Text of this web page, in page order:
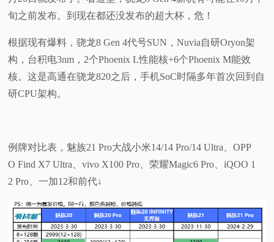
旬之前发布。到现在都还没发布的超大杯，危！
根据现有爆料，骁龙8 Gen 4代号SUN，Nuvia自研Oryon架
构，台积电3nm，2个Phoenix L性能核+6个Phoenix M能效
核。这是高通在骁龙820之后，手机SoC时隔多年首次回到自
研CPU架构。
例牌对比表，魅族21 Pro大战小米14/14 Pro/14 Ultra、OPP
O Find X7 Ultra、vivo X100 Pro、荣耀Magic6 Pro、iQOO 1
2 Pro、一加12和前代↓